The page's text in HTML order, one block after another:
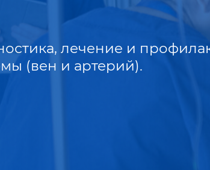
лечение и
(вен и артерий).